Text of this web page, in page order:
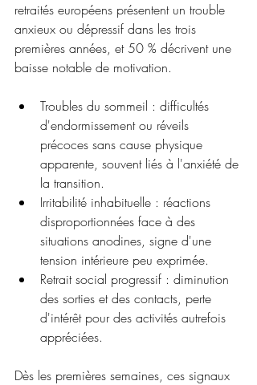
retraités européens présentent un trouble
anxieux ou dépressif dans les trois
premières années, et 50 % décrivent une
baisse notable de motivation.
Troubles du sommeil : difficultés
d'endormissement ou réveils
précoces sans cause physique
apparente, souvent liés à l'anxiété de
la transition.
Irritabilité inhabituelle : réactions
disproportionnées face à des
situations anodines, signe d'une
tension intérieure peu exprimée.
Retrait social progressif : diminution
des sorties et des contacts, perte
d'intérêt pour des activités autrefois
appréciées.
Dès les premières semaines, ces signaux